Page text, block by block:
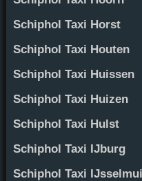
Schiphol Taxi Horst
Schiphol Taxi Houten
Schiphol Taxi Huissen
Schiphol Taxi Huizen
Schiphol Taxi Hulst
Schiphol Taxi IJburg
Schiphol Taxi